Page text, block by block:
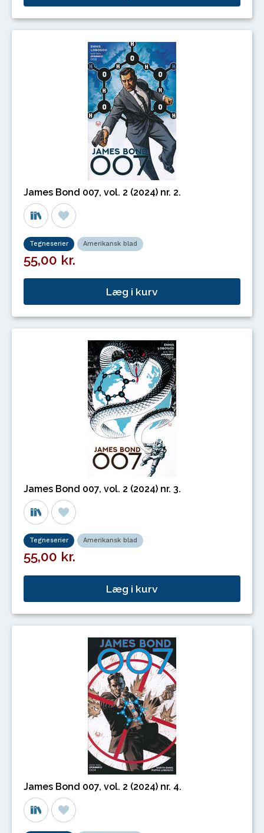
James Bond 007, vol. 2 (2024) nr. 2.
Tegneserier Amerikansk blad
55,00 kr.
Læg i kurv
James Bond 007, vol. 2 (2024) nr. 3.
Tegneserier Amerikansk blad
55,00 kr.
Læg i kurv
James Bond 007, vol. 2 (2024) nr. 4.